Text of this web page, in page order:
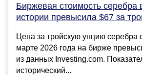
Биржевая стоимость серебра
истории превысила $67 за
Цена за тройскую унцию серебра
марте 2026 года на бирже
из данных Investing.com.
исторический...